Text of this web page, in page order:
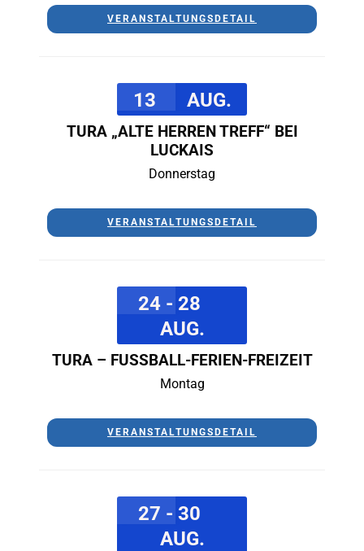
VERANSTALTUNGSDETAIL
13 AUG.
TURA „ALTE HERREN TREFF“ BEI
LUCKAIS
Donnerstag
VERANSTALTUNGSDETAIL
24 - 28
AUG.
TURA – FUSSBALL-FERIEN-FREIZEIT
Montag
VERANSTALTUNGSDETAIL
27 - 30
AUG.